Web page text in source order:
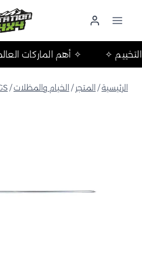
✧ أهم والتخييم ✧
الرئيسية/ المتجر / الخيام والمظلات/